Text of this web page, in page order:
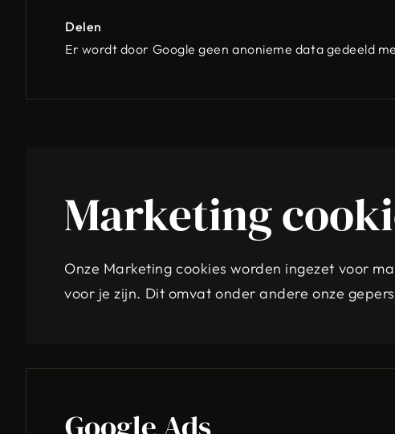
Delen
Er wordt door Google geen anonieme data gedeeld
Marketing
Onze Marketing cookies worden ingezet voor
voor je zijn. Dit omvat onder andere onze
Google Ads